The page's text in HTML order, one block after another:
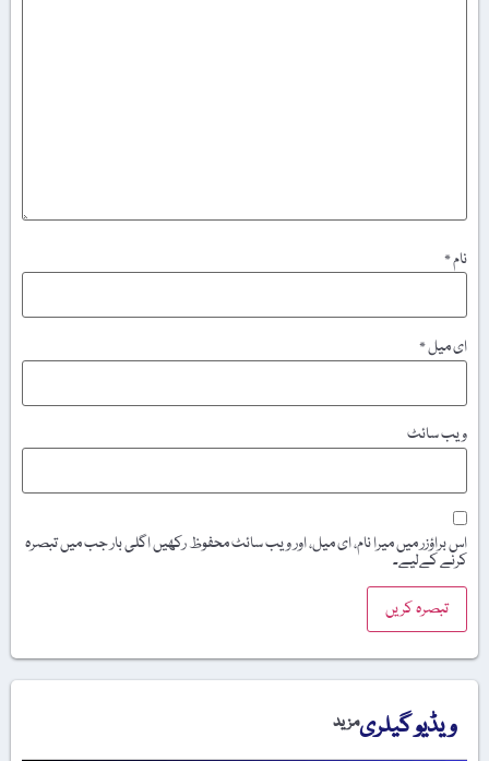
نام*
ای میل*
ویب‌ سائٹ
اس براؤزر میں میرا نام، ای میل، اور ویب سائٹ محفوظ رکھیں اگلی بار جب میں تبصرہ
کرنے کےلیے۔
ویڈیو گیلریمزید